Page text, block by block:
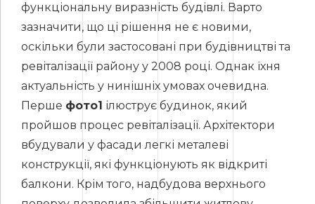
функціональну виразність будівлі. Варто
зазначити, що ці рішення не є новими,
оскільки були застосовані при будівництві та
ревіталізації району у 2008 році. Однак їхня
актуальність у нинішніх умовах очевидна.
Перше фото1 ілюструє будинок, який
пройшов процес ревіталізації. Архітектори
вбудували у фасади легкі металеві
конструкції, які функціонують як відкриті
балкони. Крім того, надбудова верхнього